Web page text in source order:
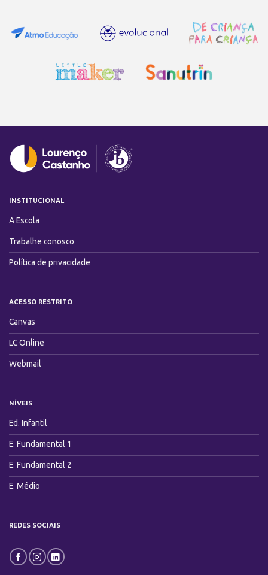
INSTITUCIONAL
A Escola
Trabalhe conosco
Política de privacidade
ACESSO RESTRITO
Canvas
LC Online
Webmail
NÍVEIS
Ed. Infantil
E. Fundamental 1
E. Fundamental 2
E. Médio
REDES SOCIAIS